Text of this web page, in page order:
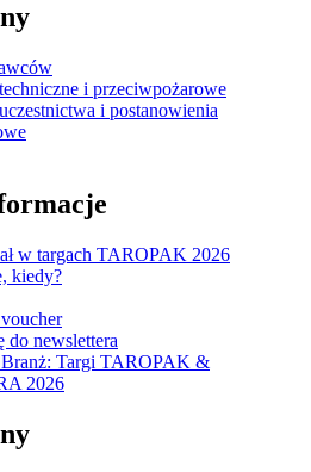
i przeciwpożarowe
i postanowienia
w targach TAROPAK 2026
kiedy?
do newslettera
Branż: Targi TAROPAK &
2026